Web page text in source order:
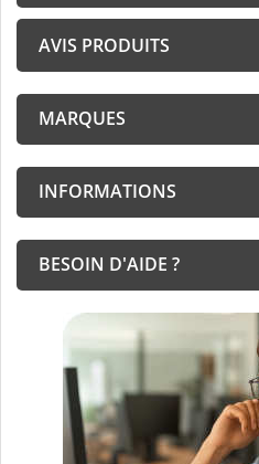
AVIS PRODUITS
MARQUES
INFORMATIONS
BESOIN D'AIDE ?